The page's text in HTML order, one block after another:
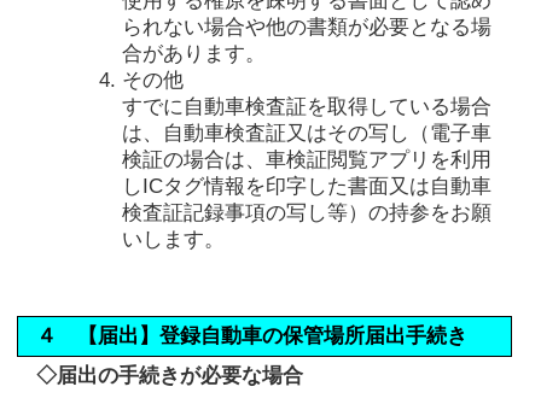
られない場合や他の書類が必要となる場
合があります。
その他
すでに自動車検査証を取得している場合
は、自動車検査証又はその写し（電子車
検証の場合は、車検証閲覧アプリを利用
しICタグ情報を印字した書面又は自動車
検査証記録事項の写し等）の持参をお願
いします。
４ 【届出】登録自動車の保管場所届出手続き
◇届出の手続きが必要な場合